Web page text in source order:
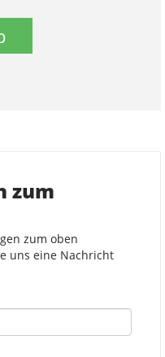
zum
zum oben
uns eine Nachricht